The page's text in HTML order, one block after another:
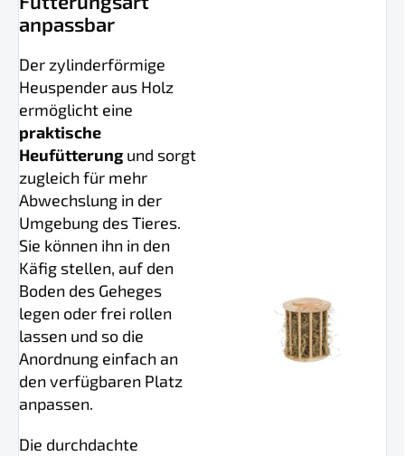
anpassbar
Der zylinderförmige
Heuspender aus Holz
ermöglicht eine
praktische
Heufütterungund sorgt
zugleich für mehr
Abwechslung in der
Umgebung des Tieres.
Sie können ihn in den
Käfig stellen, auf den
Boden des Geheges
legen oder frei rollen
lassen und so die
Anordnung einfach an
den verfügbaren Platz
anpassen.
Die durchdachte